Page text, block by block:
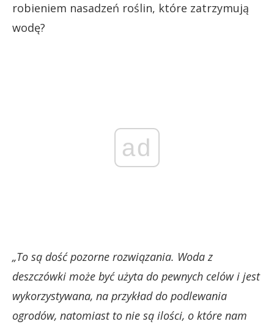
robieniem nasadzeń roślin, które zatrzymują
wodę?
ad
„To są dość pozorne rozwiązania. Woda z
deszczówki może być użyta do pewnych celów i jest
wykorzystywana, na przykład do podlewania
ogrodów, natomiast to nie są ilości, o które nam